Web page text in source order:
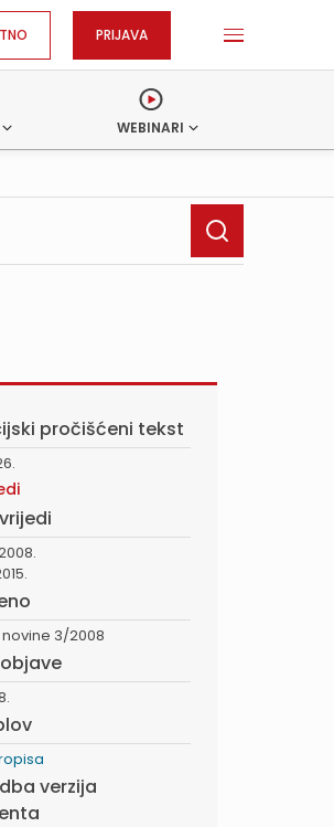
PRIJAVA
WEBINARI
pročišćeni tekst
3/2008
verzija